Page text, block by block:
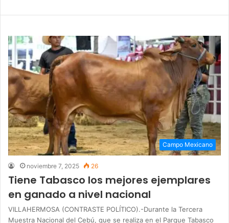
Campo Mexicano
noviembre 7, 2025 26
Tiene Tabasco los mejores ejemplares
en ganado a nivel nacional
VILLAHERMOSA (CONTRASTE POLÍTICO).-Durante la Tercera
Muestra Nacional del Cebú, que se realiza en el Parque Tabasco